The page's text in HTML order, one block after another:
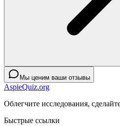
Мы ценим ваши отзывы
AspieQuiz.org
Облегчите исследования,
Быстрые ссылки